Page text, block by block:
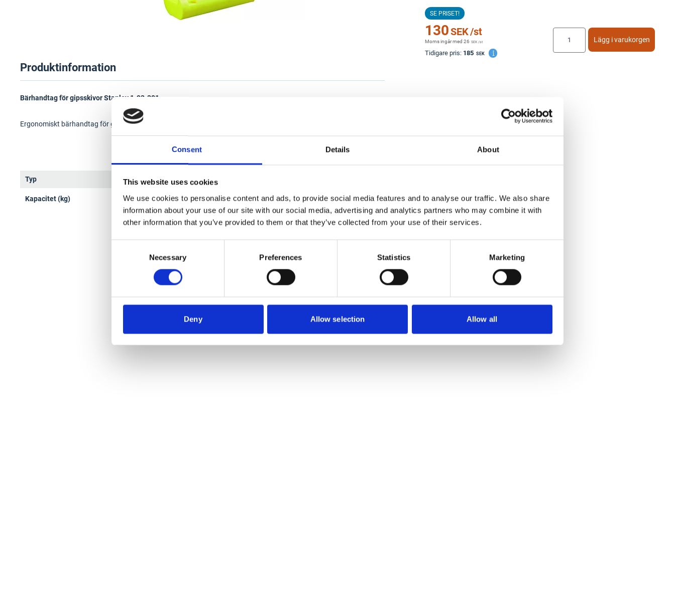
Consent Details About
This website uses cookies
We use cookies to personalise content and ads, to provide social media features and to analyse our traffic. We also share
information about your use of our site with our social media, advertising and analytics partners who may combine it with
other information that you’ve provided to them or that they’ve collected from your use of their services.
Necessary Preferences Statistics Marketing
Deny Allow selection Allow all
SE PRISET!
130SEK/st
Moms ingår med26 SEK /st
Tidigare pris: 185 SEK
Lägg i varukorgen
Produktinformation
Bärhandtag för gipsskivor Stanley 1-93-301
Ergonomiskt bärhandtag för gipsskivor, max 90 kg.
Typ Bärhandtag
Kapacitet (kg) 90